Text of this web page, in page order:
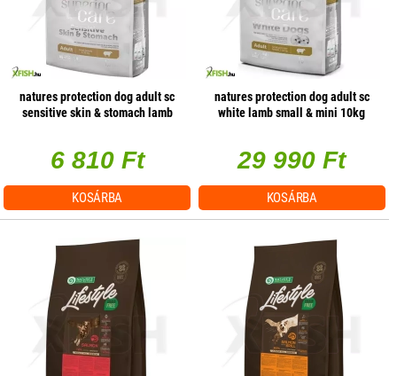
natures protection dog adult sc
sensitive skin & stomach lamb
6 810 Ft
KOSÁRBA
natures protection dog adult sc
white lamb small & mini 10kg
29 990 Ft
KOSÁRBA